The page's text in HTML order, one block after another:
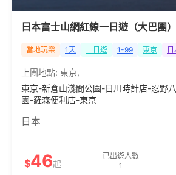
日本富士山網紅線一日遊（大巴團）
當地玩樂 1天 一日遊 1-99 東京
上團地點: 東京,
東京-新倉山淺間公園-日川時計店-忍野
園-羅森便利店-東京
日本
$46起
已出遊人數
1